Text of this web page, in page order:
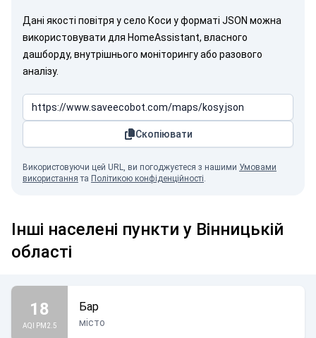
Дані якості повітря у село Коси у форматі JSON можна
використовувати для HomeAssistant, власного
дашборду, внутрішнього моніторингу або разового
аналізу.
Скопіювати
Використовуючи цей URL, ви погоджуєтеся з нашими Умовами
використання та Політикою конфіденційності.
Інші населені пункти у Вінницькій
області
18
AQI PM2.5
Бар
місто